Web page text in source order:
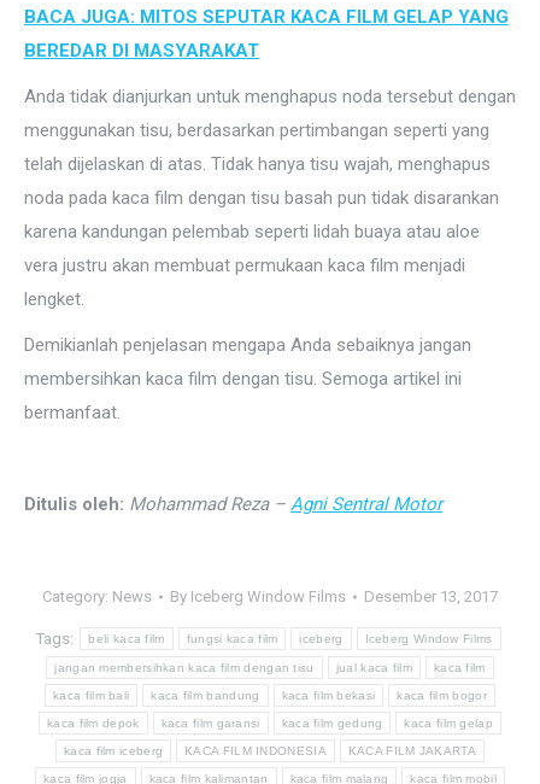
BACA JUGA: MITOS SEPUTAR KACA FILM GELAP YANG
BEREDAR DI MASYARAKAT
Anda tidak dianjurkan untuk menghapus noda tersebut dengan
menggunakan tisu, berdasarkan pertimbangan seperti yang
telah dijelaskan di atas. Tidak hanya tisu wajah, menghapus
noda pada kaca film dengan tisu basah pun tidak disarankan
karena kandungan pelembab seperti lidah buaya atau aloe
vera justru akan membuat permukaan kaca film menjadi
lengket.
Demikianlah penjelasan mengapa Anda sebaiknya jangan
membersihkan kaca film dengan tisu. Semoga artikel ini
bermanfaat.
Ditulis oleh: Mohammad Reza – Agni Sentral Motor
Category: News By Iceberg Window Films Desember 13, 2017
Tags: beli kaca film fungsi kaca film iceberg Iceberg Window Films
jangan membersihkan kaca film dengan tisu jual kaca film kaca film
kaca film bali kaca film bandung kaca film bekasi kaca film bogor
kaca film depok kaca film garansi kaca film gedung kaca film gelap
kaca film iceberg KACA FILM INDONESIA KACA FILM JAKARTA
kaca film jogja kaca film kalimantan kaca film malang kaca film mobil